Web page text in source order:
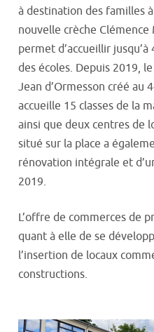
à destination des familles
nouvelle crèche
permet d’accueillir
des écoles. Depuis 2019,
Jean d’Ormesson créé au
accueille 15 classes de la
ainsi que deux centres de
situé sur la place a
rénovation intégrale et
2019.
L’offre de commerces de
quant à elle de se
l’insertion de locaux
constructions.